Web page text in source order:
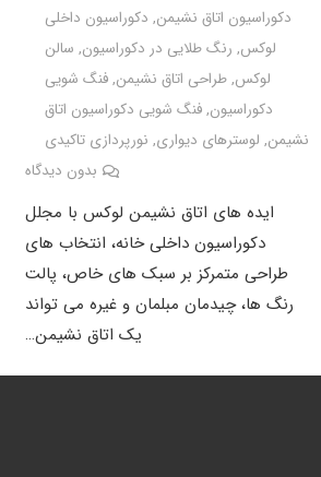
دکوراسیون اتاق نشیمن, دکوراسیون داخلی
لوکس, رنگ طلایی در دکوراسیون, سالن
لوکس,طراحی اتاق نشیمن,فنگ شویی
دکوراسیون,فنگ شویی دکوراسیون اتاق
نشیمن, لوسترهای دیواری, نورپردازی تاکیدی
بدون دیدگاه
ایده های اتاق نشیمن لوکس با مجلل
دکوراسیون داخلی خانه، انتخاب های
طراحی متمرکز بر سبک های خاص، پالت
رنگ ها، چیدمان مبلمان و غیره می تواند
یک اتاق نشیمن…